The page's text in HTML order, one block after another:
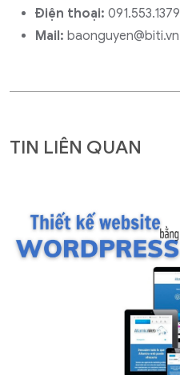
Điện thoại: 091.553.1379
Mail: baonguyen@biti.vn
TIN LIÊN QUAN